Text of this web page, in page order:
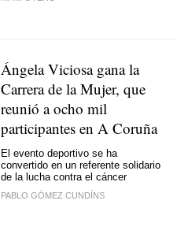
Ángela Viciosa gana la
Carrera de la Mujer, que
reunió a ocho mil
participantes en A Coruña
El evento deportivo se ha
convertido en un referente solidario
de la lucha contra el cáncer
PABLO GÓMEZ CUNDÍNS